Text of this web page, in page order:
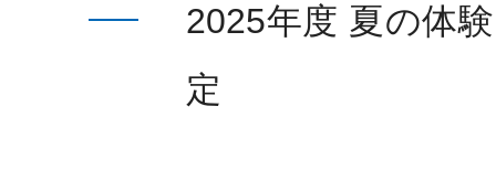
看護部について About
2025年度 夏の体
定